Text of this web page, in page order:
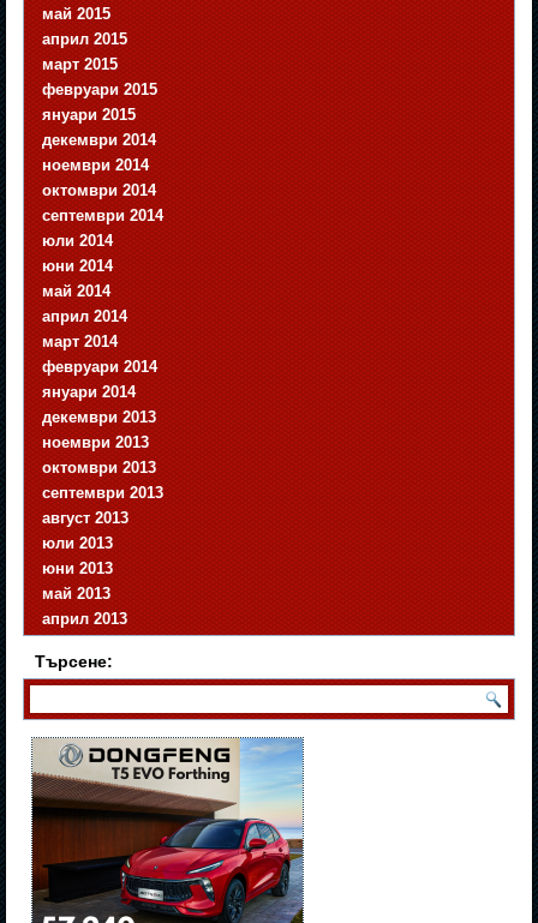
май 2015
април 2015
март 2015
февруари 2015
януари 2015
декември 2014
ноември 2014
октомври 2014
септември 2014
юли 2014
юни 2014
май 2014
април 2014
март 2014
февруари 2014
януари 2014
декември 2013
ноември 2013
октомври 2013
септември 2013
август 2013
юли 2013
юни 2013
май 2013
април 2013
Търсене: